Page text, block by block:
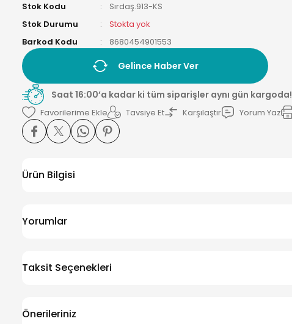
Stok Kodu
Sırdaş.913-KS
Stok Durumu
Stokta yok
Barkod Kodu
8680454901553
Gelince Haber Ver
Saat 16:00’a kadar ki tüm siparişler aynı gün kargoda!
Tavsiye Et Karşılaştır Yorum Yaz
Ürün Bilgisi
Yorumlar
Taksit Seçenekleri
Önerileriniz